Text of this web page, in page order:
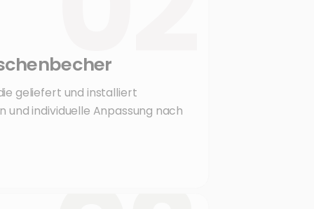
geliefert und installiert
und individuelle Anpassung nach